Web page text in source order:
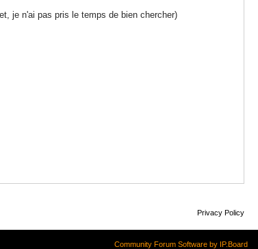
je n'ai pas pris le temps de bien chercher)
Privacy Policy
Community Forum Software by IP.Board